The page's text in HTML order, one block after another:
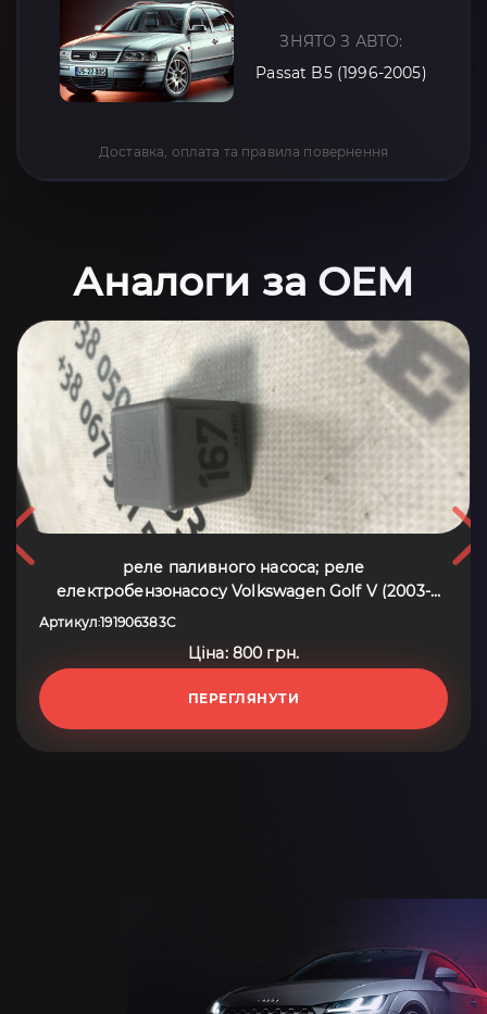
ЗНЯТО З АВТО:
Passat B5 (1996-2005)
Доставка, оплата та правила повернення
Аналоги за OEM
реле паливного насоса; реле
електробензонасосу Volkswagen Golf V (2003-
2009) 191906383C
Артикул:191906383C
Ціна: 800 грн.
ПЕРЕГЛЯНУТИ